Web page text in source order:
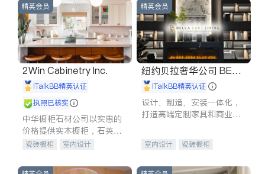
精英会员
2Win Cabinetry Inc.
iTalkBB精英认证
执照已核实
中华橱柜石材公司以实惠的
价格提供实木橱柜，石英石
台面，多种优质不锈钢水
质厨房，家的选择。
瓷砖橱柜
室内设计
室内装修
精英会员
纽约贝拉奢华公司 BELL
A LUXE
iTalkBB精英认证
设计、制造、安装一体化，
打造高端定制家具和商业空
室内设计
瓷砖橱柜
售前软装staging
室内装修